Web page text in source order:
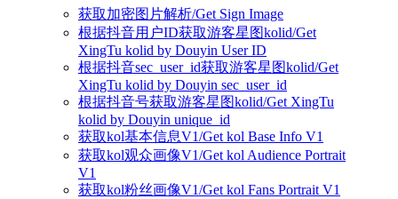
获取加密图片解析/Get Sign Image
根据抖音用户ID获取游客星图kolid/Get
XingTu kolid by Douyin User ID
根据抖音sec_user_id获取游客星图kolid/Get
XingTu kolid by Douyin sec_user_id
根据抖音号获取游客星图kolid/Get XingTu
kolid by Douyin unique_id
获取kol基本信息V1/Get kol Base Info V1
获取kol观众画像V1/Get kol Audience Portrait
V1
获取kol粉丝画像V1/Get kol Fans Portrait V1